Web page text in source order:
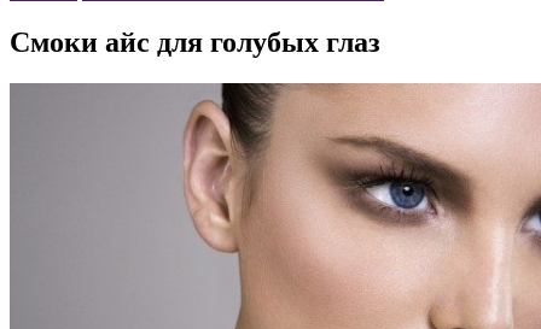
Смоки айс для голубых глаз